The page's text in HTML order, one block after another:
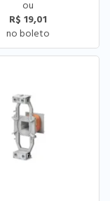
R$ 19,01